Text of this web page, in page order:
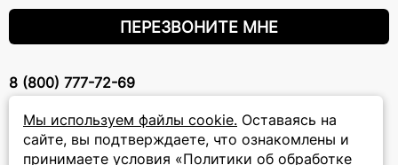
Мы используем файлы cookie. Оставаясь на
сайте, вы подтверждаете, что ознакомлены и
принимаете условия «Политики об обработке
ПЕРЕЗВОНИТЕ МНЕ
8 (800) 777-72-69
прием звонков: круглосуточно
ПОДПИСКА НА РАССЫЛКУ